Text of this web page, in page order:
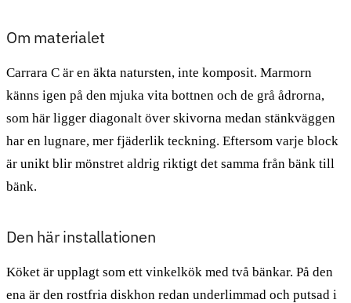
Om materialet
Carrara C är en äkta natursten, inte komposit. Marmorn
känns igen på den mjuka vita bottnen och de grå ådrorna,
som här ligger diagonalt över skivorna medan stänkväggen
har en lugnare, mer fjäderlik teckning. Eftersom varje block
är unikt blir mönstret aldrig riktigt det samma från bänk till
bänk.
Den här installationen
Köket är upplagt som ett vinkelkök med två bänkar. På den
ena är den rostfria diskhon redan underlimmad och putsad i